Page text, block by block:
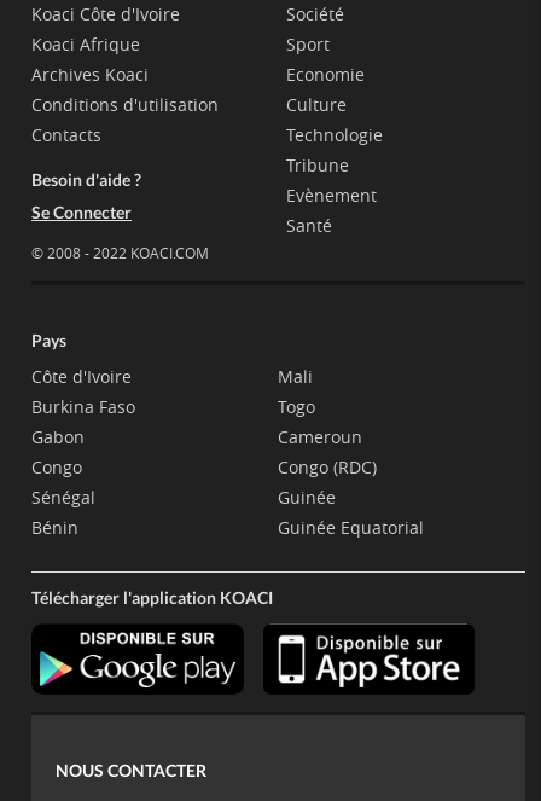
Koaci Côte d'Ivoire
Koaci Afrique
Archives Koaci
Conditions d'utilisation
Contacts
Besoin d'aide ?
Se Connecter
© 2008 - 2022 KOACI.COM
Société
Sport
Economie
Culture
Technologie
Tribune
Evènement
Santé
Pays
Côte d'Ivoire
Burkina Faso
Gabon
Congo
Sénégal
Bénin
Mali
Togo
Cameroun
Congo (RDC)
Guinée
Guinée Equatorial
Télécharger l'application KOACI
NOUS CONTACTER